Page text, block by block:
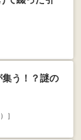
集う！？謎の
］